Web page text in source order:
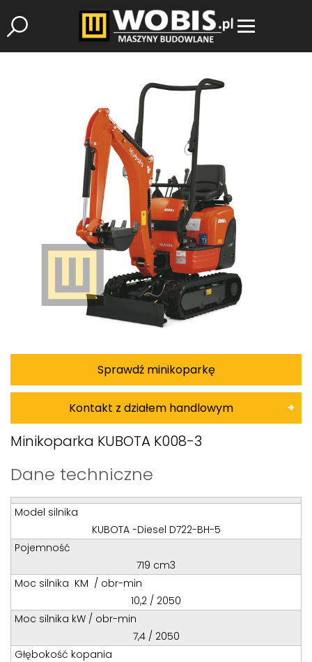
Sprawdź minikoparkę
Kontakt z działem handlowym
Damian Korkus
Specjalista d/s sprzedaż maszyn i urządzeń
Tel: 32 275 32 26 wew. 20
+48 601 750 464
E-mail:damiankorkus@wobis.pl
Tomasz Bochenek
Teren całego kraju
Specjalista d/s sprzedaż maszyn i urządzeń
Minikoparka KUBOTA K008-3
Dane techniczne
Model silnika
KUBOTA -Diesel D722-BH-5
Pojemność
719 cm3
Moc silnika KM / obr-min
10,2 / 2050
Moc silnika kW / obr-min
7,4 / 2050
Głębokość kopania